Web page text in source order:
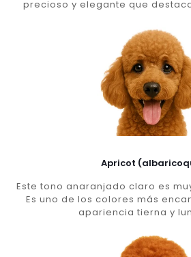
precioso y elegante que
Apricot
Este tono anaranjado claro es
Es uno de los colores más
apariencia tierna y